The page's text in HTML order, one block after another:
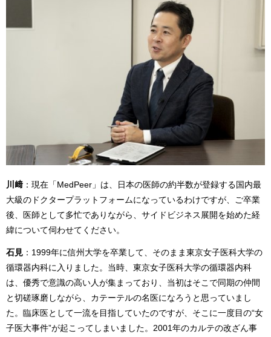
川﨑 ：現在「MedPeer」は、日本の医師の約半数が登録する国内最
大級のドクタープラットフォームになっているわけですが、ご卒業
後、医師として多忙でありながら、サイドビジネス展開を始めた経
緯について伺わせてください。
石見 ：1999年に信州大学を卒業して、そのまま東京女子医科大学の
循環器内科に入りました。当時、東京女子医科大学の循環器内科
は、優秀で意識の高い人が集まっており、当初はそこで同期の仲間
と切磋琢磨しながら、カテーテルの名医になろうと思っていまし
た。臨床医として一流を目指していたのですが、そこに一度目の“女
子医大事件”が起こってしまいました。2001年のカルテの改ざん事